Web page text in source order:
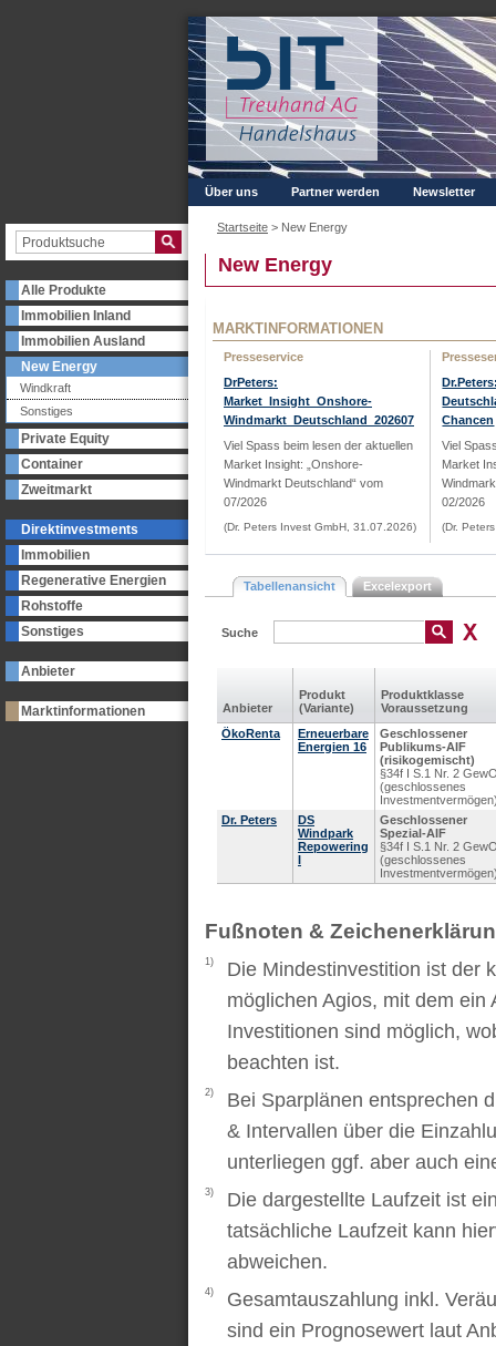
Alle Produkte
Immobilien Inland
Immobilien Ausland
New Energy
Windkraft
Sonstiges
Private Equity
Container
Zweitmarkt
Direktinvestments
Immobilien
Regenerative Energien
Rohstoffe
Sonstiges
Anbieter
Marktinformationen
Über uns Partner werden Newsletter
Startseite > New Energy
New Energy
MARKTINFORMATIONEN
Presseservice
DrPeters:
Market_Insight_Onshore-
Windmarkt_Deutschland_202607
Viel Spass beim lesen der aktuellen
Market Insight: „Onshore-
Windmarkt Deutschland“ vom
07/2026
(Dr. Peters Invest GmbH, 31.07.2026)
Chancen
Viel
Market
02/2026
(Dr.
Tabellenansicht Excelexport
Suche
Anbieter
Produkt
(Variante)
Produkt­klasse
Voraus­setzung
ÖkoRenta
Erneuerbare
Energien 16
Geschlossener
Publikums-AIF
(risikogemischt)
§34f I S.1 Nr. 2
(geschlossenes
Dr. Peters
DS
Windpark
Repowering
I
Geschlossener
Spezial-AIF
§34f I S.1 Nr. 2
(geschlossenes
Fußnoten &
1)
Die Mindestinvestition ist der
möglichen Agios, mit dem
Investitionen sind möglich,
beachten ist.
2)
Bei Sparplänen entsprechen
& Intervallen über die
unterliegen ggf. aber auch
3)
Die dargestellte Laufzeit ist
tatsächliche Laufzeit kann
abweichen.
4)
Gesamtauszahlung inkl.
sind ein Prognosewert laut